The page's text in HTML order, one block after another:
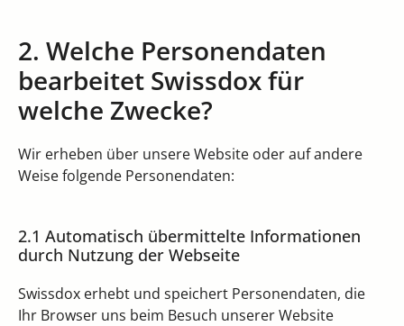
2. Welche Personendaten
bearbeitet Swissdox für
welche Zwecke?
Wir erheben über unsere Website oder auf andere
Weise folgende Personendaten:
2.1 Automatisch übermittelte Informationen
durch Nutzung der Webseite
Swissdox erhebt und speichert Personendaten, die
Ihr Browser uns beim Besuch unserer Website